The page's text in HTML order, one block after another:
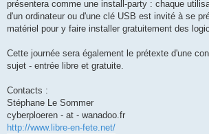
présentera comme une install-party : chaque
d'un ordinateur ou d'une clé USB est invité à se
matériel pour y faire installer gratuitement des
Cette journée sera également le prétexte d'une
sujet - entrée libre et gratuite.
Contacts :
Stéphane Le Sommer
cyberploeren - at - wanadoo.fr
http://www.libre-en-fete.net/